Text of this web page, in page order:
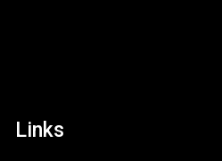
Links